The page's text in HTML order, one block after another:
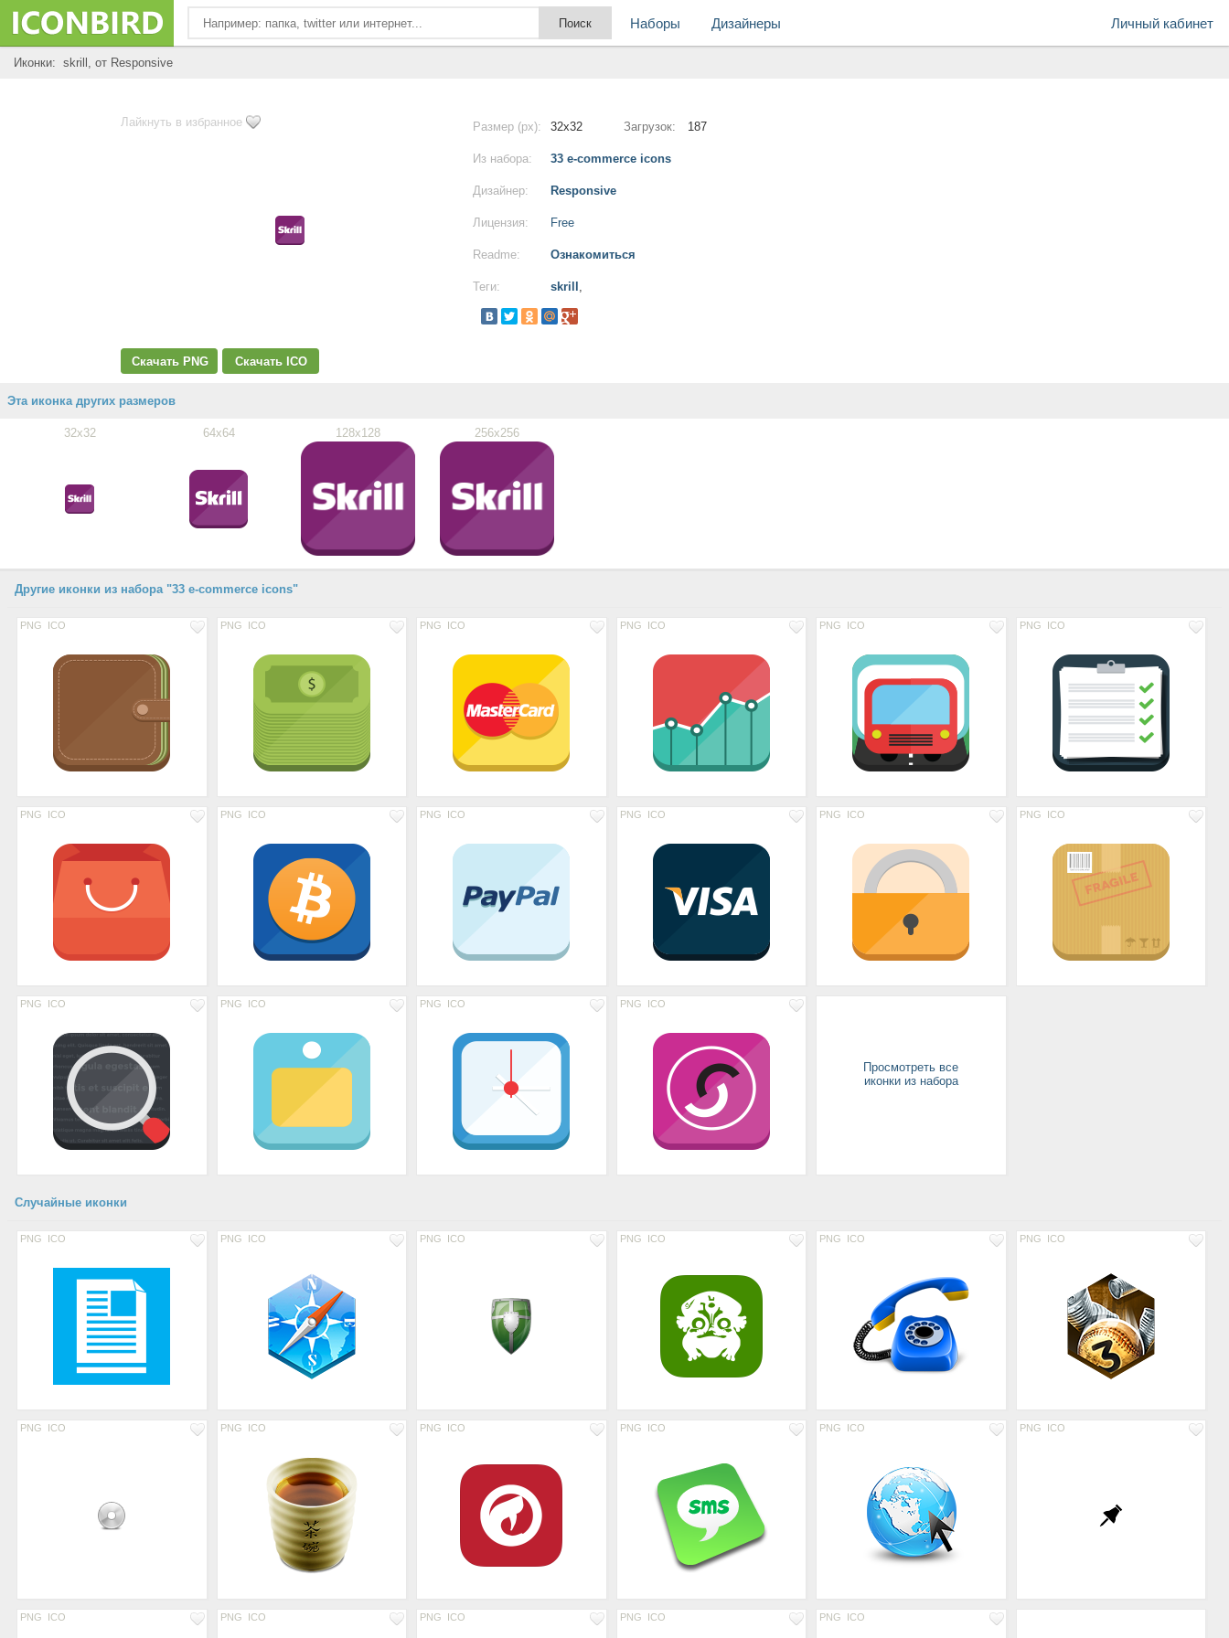
Личный кабинет
Наборы Дизайнеры
Иконки: skrill, от Responsive
Лайкнуть в избранное
Скачать PNG Скачать ICO
Размер (px): 32x32 Загрузок: 187
Из набора: 33 e-commerce icons
Дизайнер: Responsive
Лицензия: Free
Readme: Ознакомиться
Теги: skrill ,
Эта иконка других размеров
32x32 64x64 128x128 256x256
Другие иконки из набора "33 e-commerce icons"
PNG ICO PNG ICO PNG ICO PNG ICO PNG ICO PNG ICO
PNG ICO PNG ICO PNG ICO PNG ICO PNG ICO PNG ICO
PNG ICO PNG ICO PNG ICO PNG ICO
Просмотреть все
иконки из набора
Случайные иконки
PNG ICO PNG ICO PNG ICO PNG ICO PNG ICO PNG ICO
PNG ICO PNG ICO PNG ICO PNG ICO PNG ICO PNG ICO
PNG ICO PNG ICO PNG ICO PNG ICO PNG ICO